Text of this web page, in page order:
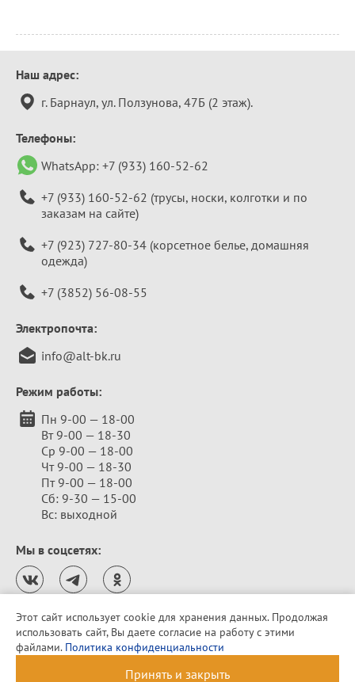
Контактная
информация
Наш адрес:
г. Барнаул, ул. Ползунова, 47Б (2 этаж).
Телефоны:
WhatsApp: +7 (933) 160-52-62
+7 (933) 160-52-62 (трусы, носки, колготки и по
заказам на сайте)
+7 (923) 727-80-34 (корсетное белье, домашняя
одежда)
+7 (3852) 56-08-55
Электропочта:
info@alt-bk.ru
Режим работы:
Пн 9-00 — 18-00
Вт 9-00 — 18-30
Ср 9-00 — 18-00
Чт 9-00 — 18-30
Пт 9-00 — 18-00
Сб: 9-30 — 15-00
Вс: выходной
Мы в соцсетях:
Политика конфиденциальности
© 2010–2026 «Алтайская бельевая компания»
Этот сайт использует cookie для хранения данных. Продолжая
использовать сайт, Вы даете согласие на работу с этими
файлами. Политика конфиденциальности
Принять и закрыть